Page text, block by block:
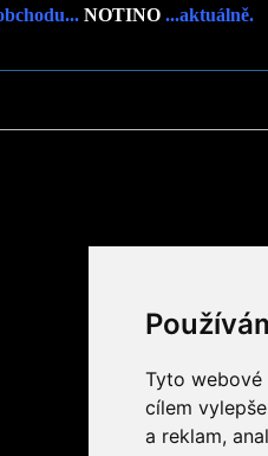
Tyto webové
cílem
a reklam,
NOTINO ...aktuálně.